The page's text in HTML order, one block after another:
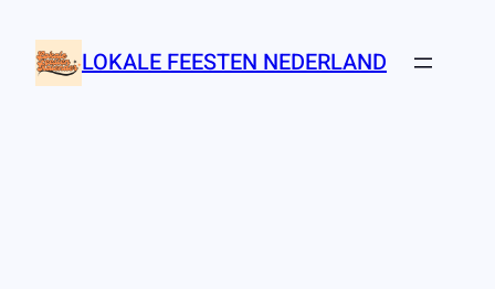
naar
LOKALE FEESTEN NEDERLAND